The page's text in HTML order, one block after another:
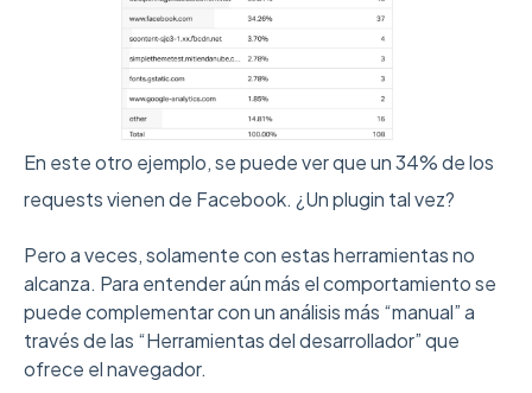
En este otro ejemplo, se puede ver que un 34% de los
requests vienen de Facebook. ¿Un plugin tal vez?
Pero a veces, solamente con estas herramientas no
alcanza. Para entender aún más el comportamiento se
puede complementar con un análisis más “manual” a
través de las “Herramientas del desarrollador” que
ofrece el navegador.